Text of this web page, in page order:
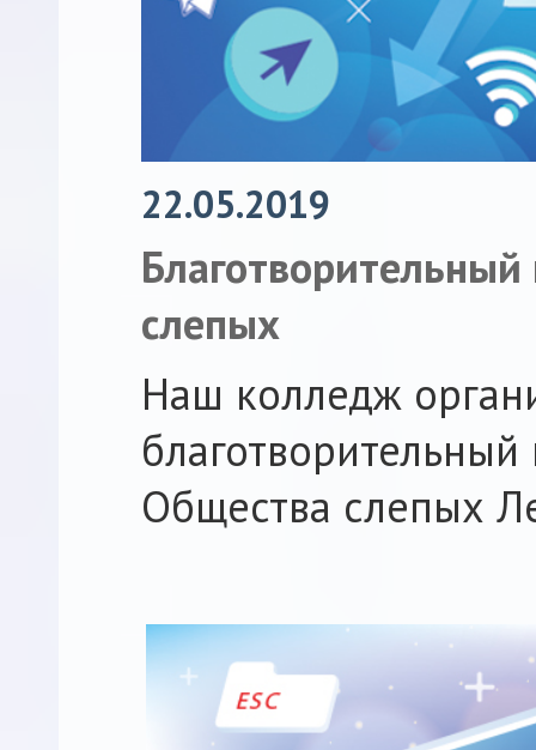
22.05.2019
слепых
Наш колледж
Общества слепых